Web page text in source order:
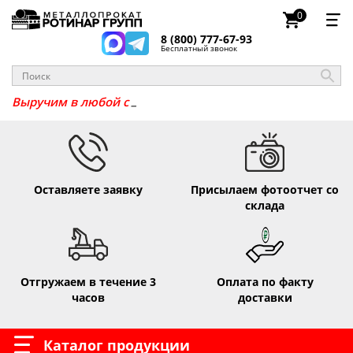
8 (800) 777-67-93
Бесплатный звонок
0
Выручим _
Оставляете заявку
Присылаем фотоотчет со
склада
Отгружаем в течение 3
часов
Оплата по факту
доставки
Каталог продукции